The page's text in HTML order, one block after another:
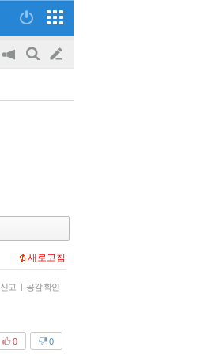
공
on/off
검
글
쓰
새로고침
신고 | 공감 확인
0
0